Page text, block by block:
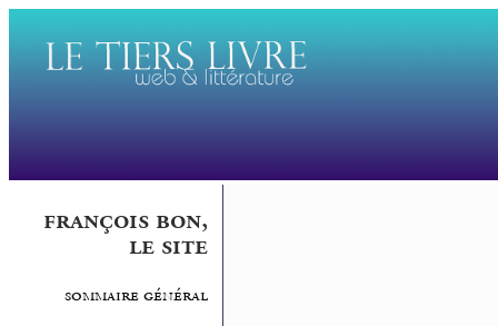
françois bon,
le site
sommaire général